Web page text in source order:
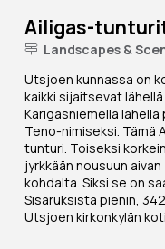
Ailigas-
Landscapes &
Utsjoen kunnassa on
kaikki sijaitsevat
Karigasniemellä
Teno-nimiseksi. Tämä
tunturi. Toiseksi
jyrkkään nousuun
kohdalta. Siksi se on
Sisaruksista pienin,
Utsjoen kirkonkylän